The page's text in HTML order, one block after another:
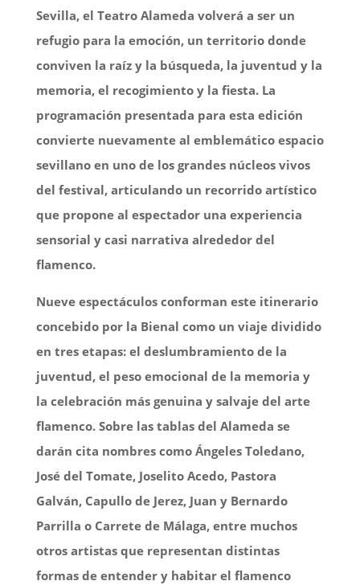
Sevilla, el Teatro Alameda volverá a ser un
refugio para la emoción, un territorio donde
conviven la raíz y la búsqueda, la juventud y la
memoria, el recogimiento y la fiesta. La
programación presentada para esta edición
convierte nuevamente al emblemático espacio
sevillano en uno de los grandes núcleos vivos
del festival, articulando un recorrido artístico
que propone al espectador una experiencia
sensorial y casi narrativa alrededor del
flamenco.
Nueve espectáculos conforman este itinerario
concebido por la Bienal como un viaje dividido
en tres etapas: el deslumbramiento de la
juventud, el peso emocional de la memoria y
la celebración más genuina y salvaje del arte
flamenco. Sobre las tablas del Alameda se
darán cita nombres como Ángeles Toledano,
José del Tomate, Joselito Acedo, Pastora
Galván, Capullo de Jerez, Juan y Bernardo
Parrilla o Carrete de Málaga, entre muchos
otros artistas que representan distintas
formas de entender y habitar el flamenco